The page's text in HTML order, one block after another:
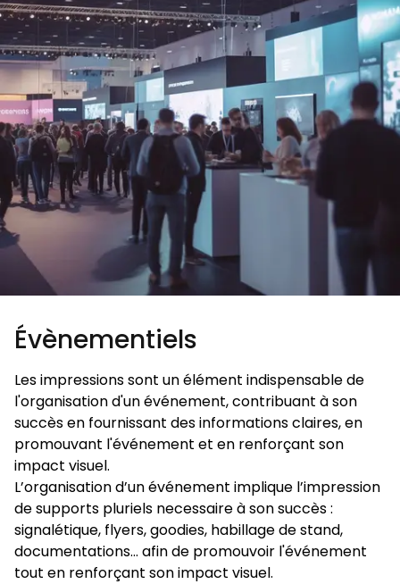
Évènementiels
Les impressions sont un élément indispensable de
l'organisation d'un événement, contribuant à son
succès en fournissant des informations claires, en
promouvant l'événement et en renforçant son
impact visuel.
L’organisation d’un événement implique l’impression
de supports pluriels necessaire à son succès :
signalétique, flyers, goodies, habillage de stand,
documentations… afin de promouvoir l'événement
tout en renforçant son impact visuel.